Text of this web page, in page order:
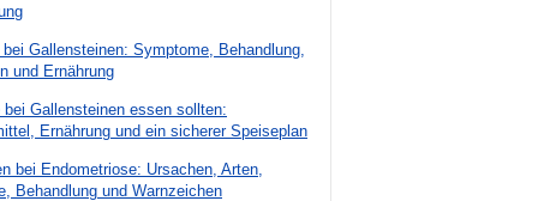
Gallensteinen: Symptome, Behandlung,
und Ernährung
bei Gallensteinen essen sollten:
Ernährung und ein sicherer Speiseplan
bei Endometriose: Ursachen, Arten,
Behandlung und Warnzeichen